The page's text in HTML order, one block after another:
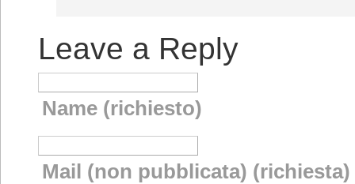
Leave a Reply
Name (richiesto)
Mail (non pubblicata) (richiesta)